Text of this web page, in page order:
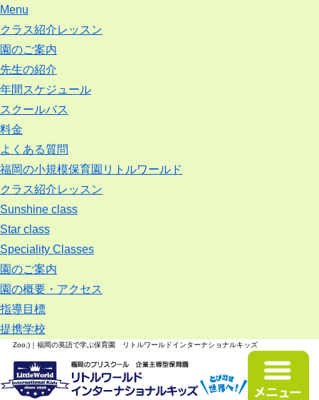
Menu
クラス紹介レッスン
園のご案内
先生の紹介
年間スケジュール
スクールバス
料金
よくある質問
福岡の小規模保育園リトルワールド
クラス紹介レッスン
Sunshine class
Star class
Speciality Classes
園のご案内
園の概要・アクセス
指導目標
提携学校
Zoo;)｜福岡の英語で学ぶ保育園 リトルワールドインターナショナルキッズ